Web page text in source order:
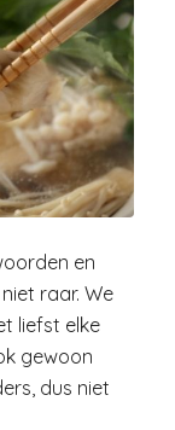
en
raar. We
liefst elke
gewoon
dus niet